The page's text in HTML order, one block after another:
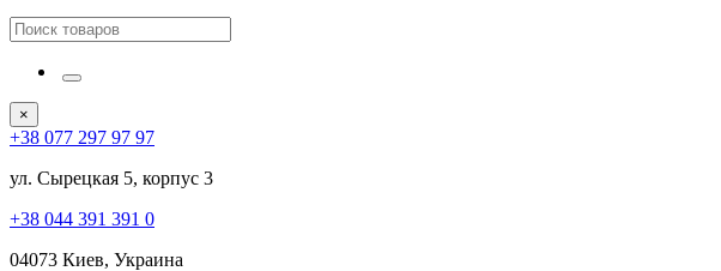
×
+38 077 297 97 97
ул. Сырецкая 5, корпус 3
+38 044 391 391 0
04073 Киев, Украина